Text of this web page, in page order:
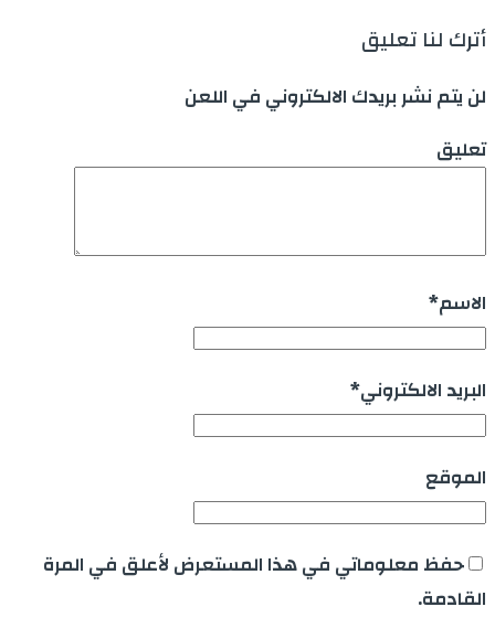
أترك لنا تعليق
لن يتم نشر بريدك الالكتروني في اللعن
تعليق
الاسم*
البريد الالكتروني*
الموقع
حفظ معلوماتي في هذا المستعرض لأعلق في المرة
القادمة.